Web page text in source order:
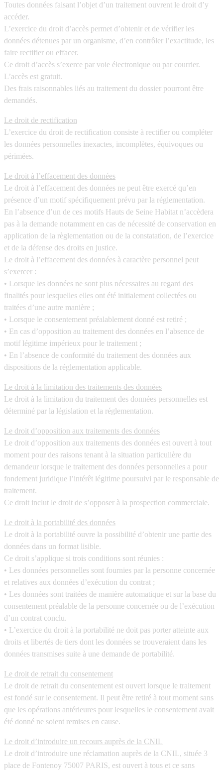
Toutes données faisant l’objet d’un traitement ouvrent le droit d’y
accéder.
L’exercice du droit d’accès permet d’obtenir et de vérifier les
données détenues par un organisme, d’en contrôler l’exactitude, les
faire rectifier ou effacer.
Ce droit d’accès s’exerce par voie électronique ou par courrier.
L’accès est gratuit.
Des frais raisonnables liés au traitement du dossier pourront être
demandés.
Le droit de rectification
L’exercice du droit de rectification consiste à rectifier ou compléter
les données personnelles inexactes, incomplètes, équivoques ou
périmées.
Le droit à l’effacement des données
Le droit à l’effacement des données ne peut être exercé qu’en
présence d’un motif spécifiquement prévu par la réglementation.
En l’absence d’un de ces motifs Hauts de Seine Habitat n’accèdera
pas à la demande notamment en cas de nécessité de conservation en
application de la règlementation ou de la constatation, de l’exercice
et de la défense des droits en justice.
Le droit à l’effacement des données à caractère personnel peut
s’exercer :
• Lorsque les données ne sont plus nécessaires au regard des
finalités pour lesquelles elles ont été initialement collectées ou
traitées d’une autre manière ;
• Lorsque le consentement préalablement donné est retiré ;
• En cas d’opposition au traitement des données en l’absence de
motif légitime impérieux pour le traitement ;
• En l’absence de conformité du traitement des données aux
dispositions de la réglementation applicable.
Le droit à la limitation des traitements des données
Le droit à la limitation du traitement des données personnelles est
déterminé par la législation et la réglementation.
Le droit d’opposition aux traitements des données
Le droit d’opposition aux traitements des données est ouvert à tout
moment pour des raisons tenant à la situation particulière du
demandeur lorsque le traitement des données personnelles a pour
fondement juridique l’intérêt légitime poursuivi par le responsable de
traitement.
Ce droit inclut le droit de s’opposer à la prospection commerciale.
Le droit à la portabilité des données
Le droit à la portabilité ouvre la possibilité d’obtenir une partie des
données dans un format lisible.
Ce droit s’applique si trois conditions sont réunies :
• Les données personnelles sont fournies par la personne concernée
et relatives aux données d’exécution du contrat ;
• Les données sont traitées de manière automatique et sur la base du
consentement préalable de la personne concernée ou de l’exécution
d’un contrat conclu.
• L’exercice du droit à la portabilité ne doit pas porter atteinte aux
droits et libertés de tiers dont les données se trouveraient dans les
données transmises suite à une demande de portabilité.
Le droit de retrait du consentement
Le droit de retrait du consentement est ouvert lorsque le traitement
est fondé sur le consentement. Il peut être retiré à tout moment sans
que les opérations antérieures pour lesquelles le consentement avait
été donné ne soient remises en cause.
Le droit d’introduire un recours auprès de la CNIL
Le droit d’introduire une réclamation auprès de la CNIL, située 3
place de Fontenoy 75007 PARIS, est ouvert à tous et ce sans